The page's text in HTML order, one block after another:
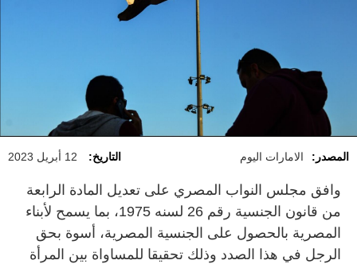
المصدر: الامارات اليوم التاريخ: 12 أبريل 2023
وافق مجلس النواب المصري على تعديل المادة الرابعة
من قانون الجنسية رقم 26 لسنه 1975، بما يسمح لأبناء
المصرية بالحصول على الجنسية المصرية، أسوة بحق
الرجل في هذا الصدد وذلك تحقيقا للمساواة بين المرأة